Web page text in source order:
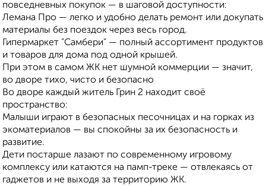
повседневных покупок — в шаговой доступности:
Лемана Про — легко и удобно делать ремонт или докупать
материалы без поездок через весь город.
Гипермаркет "Самбери" — полный ассортимент продуктов
и товаров для дома под одной крышей.
При этом в самом ЖК нет шумной коммерции — значит,
во дворе тихо, чисто и безопасно
Во дворе каждый житель Грин 2 находит своё
пространство:
Малыши играют в безопасных песочницах и на горках из
экоматериалов — вы спокойны за их безопасность и
развитие.
Дети постарше лазают по современному игровому
комплексу или катаются на памп-треке — отвлекаясь от
гаджетов и не выходя за территорию ЖК.